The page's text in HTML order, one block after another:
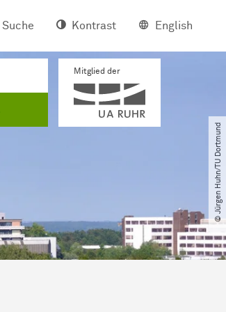
Suche Kontrast English
Mitglied der
© Jürgen Huhn​/​TU Dortmund